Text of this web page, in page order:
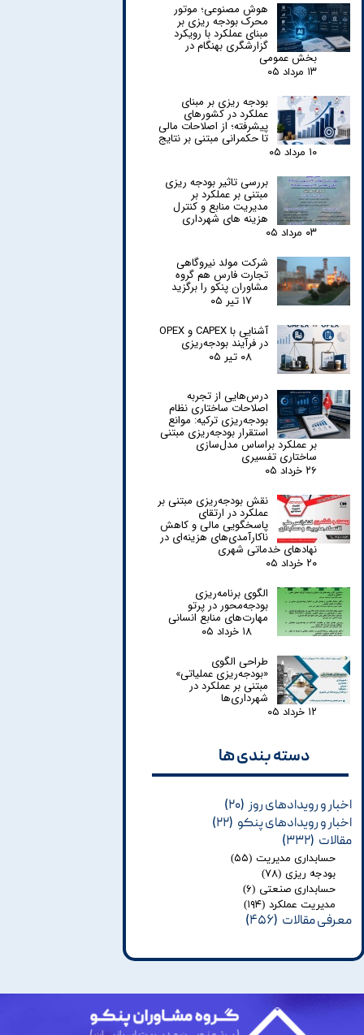
هوش مصنوعی؛ موتور
محرک بودجه ریزی بر
مبنای عملکرد با رویکرد
گزارشگری بهنگام در
بخش عمومی
۱۳ مرداد ۰۵
بودجه ریزی بر مبنای
عملکرد در کشورهای
پیشرفته؛ از اصلاحات مالی
تا حکمرانی مبتنی بر نتایج
۱۰ مرداد ۰۵
بررسی تاثیر بودجه ریزی
مبتنی بر عملکرد بر
مدیریت منابع و کنترل
هزینه های شهرداری
۰۳ مرداد ۰۵
شرکت مولد نیروگاهی
تجارت فارس هم گروه
مشاوران پنکو را برگزید
۱۷ تیر ۰۵
آشنایی با CAPEX و OPEX
در فرآیند بودجه‌ریزی
۰۸ تیر ۰۵
درس‌هایی از تجربه
اصلاحات ساختاری نظام
بودجه‌ریزی ترکیه: موانع
استقرار بودجه‌ریزی مبتنی
بر عملکرد براساس مدل‌سازی
ساختاری تفسیری
۲۶ خرداد ۰۵
نقش بودجه‌ریزی مبتنی بر
عملکرد در ارتقای
پاسخگویی مالی و کاهش
ناکارآمدی‌های هزینه‌ای در
نهادهای خدماتی شهری
۲۰ خرداد ۰۵
الگوی برنامه‌ریزی
بودجه‌محور در پرتو
مهارت‌های منابع انسانی
۱۸ خرداد ۰۵
طراحی الگوی
«بودجه‌ریزی عملیاتی»
مبتنی بر عملکرد در
شهرداری‌ها
۱۲ خرداد ۰۵
دسته بندی ها​​​​​​​
اخبار و رویدادهای روز (۲۰)
اخبار و رویدادهای پنکو (۲۲)
مقالات (۳۳۲)
حسابداری مدیریت (۵۵)
بودجه ریزی (۷۸)
حسابداری صنعتی (۶)
مدیریت عملکرد (۱۹۴)
معرفی مقالات (۴۵۶)